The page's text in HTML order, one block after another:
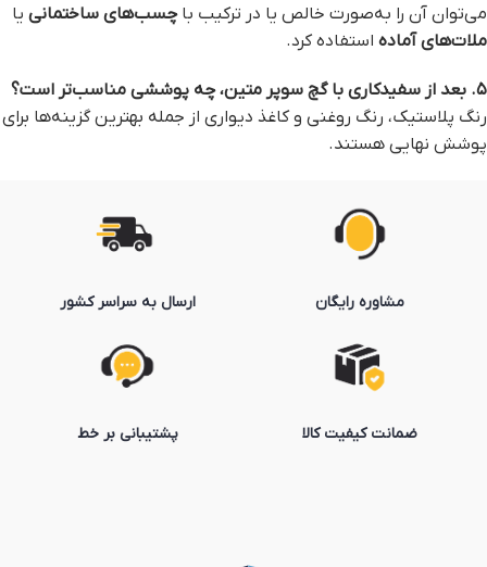
می‌توان آن را به‌صورت خالص یا در ترکیب باچسب‌های ساختمانی یا
ملات‌های آماده استفاده کرد.
۵. بعد از سفیدکاری با گچ سوپر متین، چه پوششی مناسب‌تر است؟
رنگ پلاستیک، رنگ روغنی و کاغذ دیواری از جمله بهترین گزینه‌ها برای
پوشش نهایی هستند.
مشاوره رایگان
ضمانت کیفیت کالا
ارسال به سراسر کشور
پشتیبانی بر خط